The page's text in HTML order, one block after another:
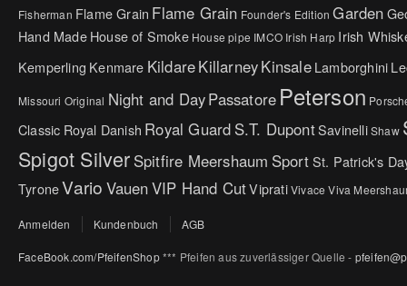
Fisherman Flame Grain Flame Grain Founder's Edition Garden
Hand MadeHouse of Smoke House pipe IMCO Irish Harp Irish
Kemperling Kenmare KildareKillarneyKinsaleLamborghini
Missouri Original Night and DayPassatore Peterson
Classic Royal Danish Royal Guard S.T. DupontSavinelliShaw
Spigot Silver Spitfire Meershaum SportSt. Patrick's
TyroneVario VauenVIP Hand CutVipratiVivace Viva
Anmelden Kundenbuch AGB
FaceBook.com/PfeifenShop*** Pfeifen aus zuverlässiger Quelle -